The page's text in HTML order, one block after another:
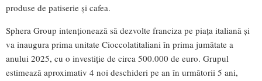
produse de patiserie și cafea.
Sphera Group intenționează să dezvolte franciza pe piața italiană și
va inaugura prima unitate Cioccolatitaliani în prima jumătate a
anului 2025, cu o investiție de circa 500.000 de euro. Grupul
estimează aproximativ 4 noi deschideri pe an în următorii 5 ani,